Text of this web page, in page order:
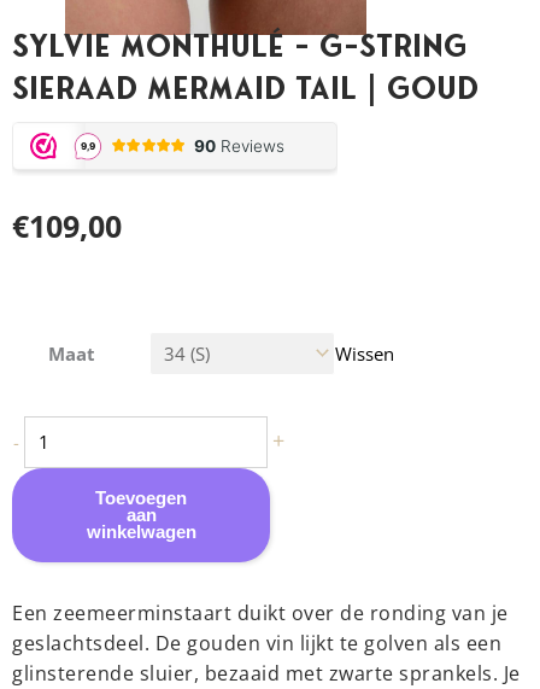
Sylvie Monthulé – G-String
Sieraad Mermaid Tail | Goud
€109,00
Maat Wissen
- +
Toevoegen
aan
winkelwagen
Een zeemeerminstaart duikt over de ronding van je
geslachtsdeel. De gouden vin lijkt te golven als een
glinsterende sluier, bezaaid met zwarte sprankels. Je